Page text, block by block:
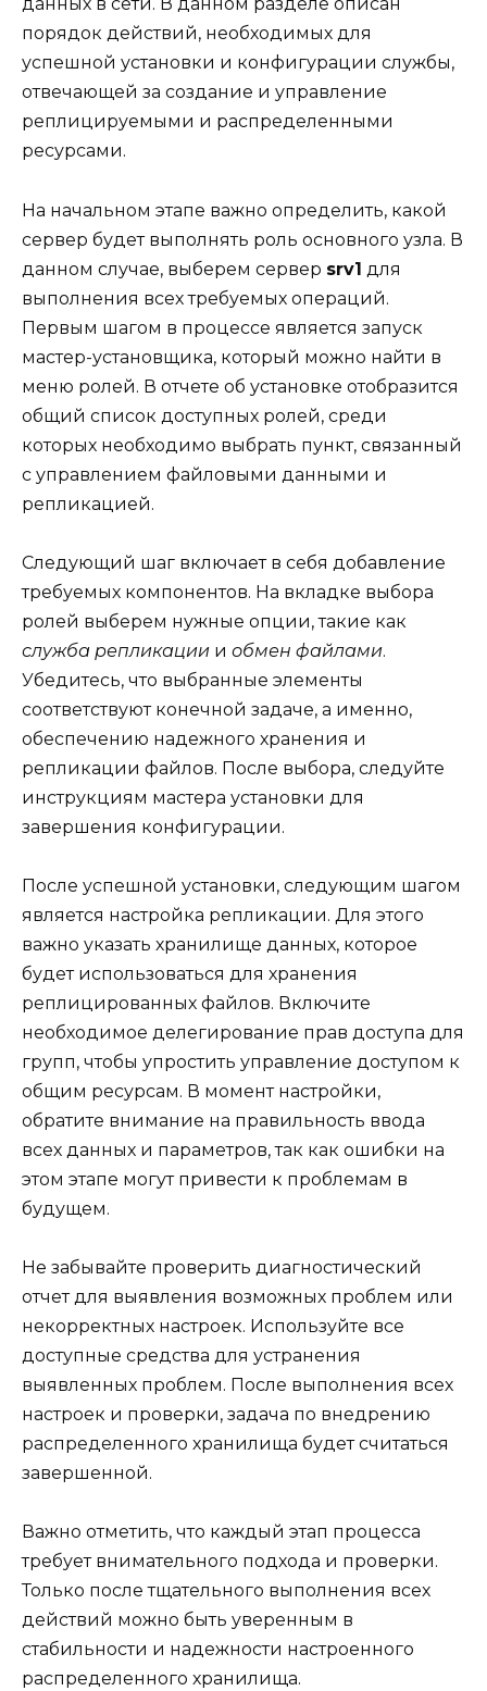
данных в сети. В данном разделе описан
порядок действий, необходимых для
успешной установки и конфигурации службы,
отвечающей за создание и управление
реплицируемыми и распределенными
ресурсами.
На начальном этапе важно определить, какой
сервер будет выполнять роль основного узла. В
данном случае, выберем сервер srv1 для
выполнения всех требуемых операций.
Первым шагом в процессе является запуск
мастер-установщика, который можно найти в
меню ролей. В отчете об установке отобразится
общий список доступных ролей, среди
которых необходимо выбрать пункт, связанный
с управлением файловыми данными и
репликацией.
Следующий шаг включает в себя добавление
требуемых компонентов. На вкладке выбора
ролей выберем нужные опции, такие как
служба репликации и обмен файлами.
Убедитесь, что выбранные элементы
соответствуют конечной задаче, а именно,
обеспечению надежного хранения и
репликации файлов. После выбора, следуйте
инструкциям мастера установки для
завершения конфигурации.
После успешной установки, следующим шагом
является настройка репликации. Для этого
важно указать хранилище данных, которое
будет использоваться для хранения
реплицированных файлов. Включите
необходимое делегирование прав доступа для
групп, чтобы упростить управление доступом к
общим ресурсам. В момент настройки,
обратите внимание на правильность ввода
всех данных и параметров, так как ошибки на
этом этапе могут привести к проблемам в
будущем.
Не забывайте проверить диагностический
отчет для выявления возможных проблем или
некорректных настроек. Используйте все
доступные средства для устранения
выявленных проблем. После выполнения всех
настроек и проверки, задача по внедрению
распределенного хранилища будет считаться
завершенной.
Важно отметить, что каждый этап процесса
требует внимательного подхода и проверки.
Только после тщательного выполнения всех
действий можно быть уверенным в
стабильности и надежности настроенного
распределенного хранилища.